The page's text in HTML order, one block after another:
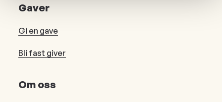
Gaver
Gi en gave
Bli fast giver
Om oss